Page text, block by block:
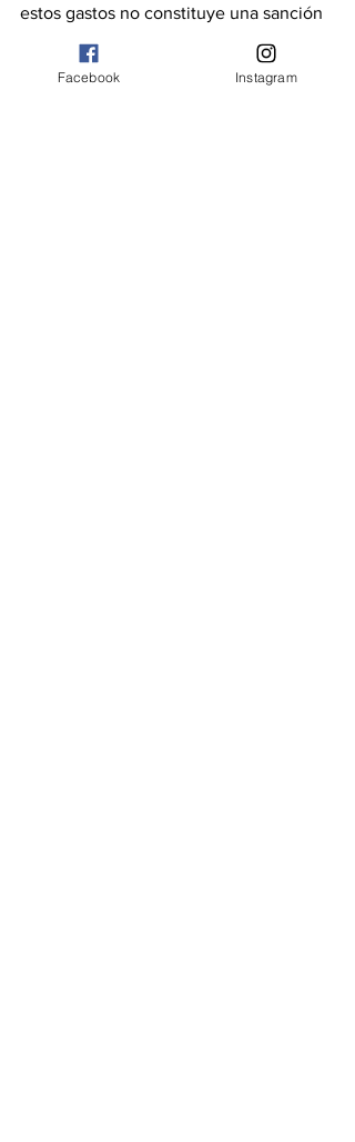
estos gastos no constituye una sanción
penal, sino un resarcimiento civil que el
Estado reclama a los padres por las
Facebook Instagram